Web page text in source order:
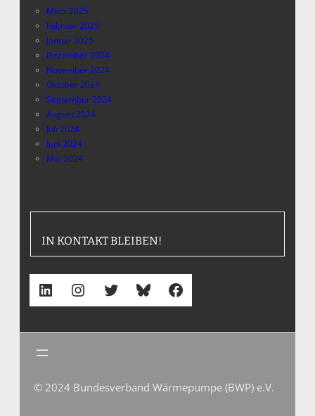
März 2025
Februar 2025
Januar 2025
Dezember 2024
November 2024
Oktober 2024
September 2024
August 2024
Juli 2024
Juni 2024
Mai 2024
IN KONTAKT BLEIBEN!
LinkedIn Instagram Twitter Bluesky Facebook
© 2024 Bundesverband Wärmepumpe (BWP) e.V.